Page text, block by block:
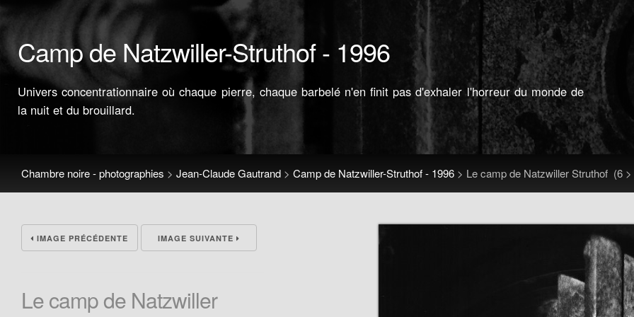
Camp de Natzwiller-Struthof - 1996
Univers concentrationnaire où chaque pierre, chaque barbelé n'en finit pas d'exhaler l'horreur du monde de
la nuit et du brouillard.
Chambre noire - photographies > Jean-Claude Gautrand > Camp de Natzwiller-Struthof - 1996 > Le camp de Natzwiller Struthof (6
IMAGE PRÉCÉDENTE IMAGE SUIVANTE
Le camp de Natzwiller